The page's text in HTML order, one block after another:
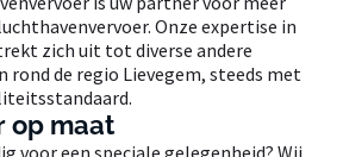
Onze expertise in
zich uit tot diverse andere
rond de regio Lievegem, steeds met
op maat
voor een speciale gelegenheid? Wij